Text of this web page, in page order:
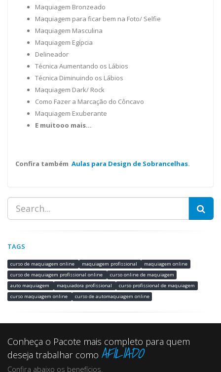
Maquiagem Bronzeado
Maquiagem para ficar bem na Foto/ Selfie
Maquiagem Masculina
Maquiagem Egípcia
Delineador
Técnica Aumentando os Lábios
Técnica Diminuindo os Lábios
Maquiagem Dark/ Rock
Como Fazer a Marcação do Côncavo
Maquiagem Exuberante
E muitooo mais...
Confira também Aulas para Design de Sobrancelhas.
TAGS
curso de maquiagem online maquiagem profissional
maquiagem online
curso de maquiagem profissional online
curso online de maquiagem
auto maquiagem
maquiadora profissional
curso profissional de maquiagem
curso maquiagem online
curso de automaquiagem online
Conheça o Pacote mais completo para quem
deseja trabalhar como AFILIADO
Confira abaixo os benefícios.